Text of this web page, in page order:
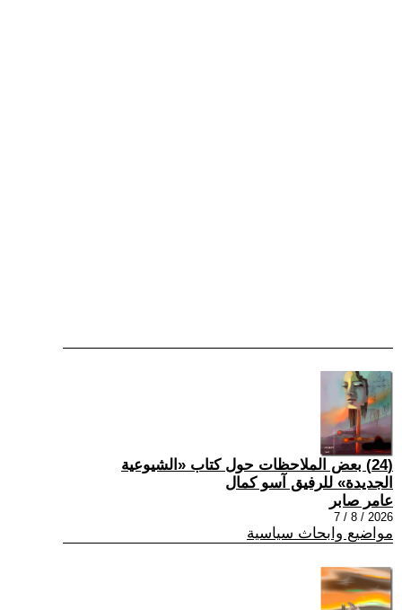
(24) بعض الملاحظات حول كتاب «الشيوعية
الجديدة» للرفيق آسو كمال
عامر صابر
2026 / 8 / 7
مواضيع وابحاث سياسية